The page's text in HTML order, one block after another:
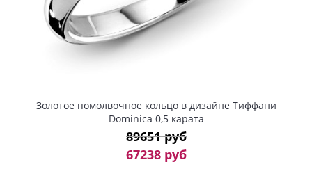
Золотое помолвочное кольцо в дизайне Тиффани
Dominica 0,5 карата
89651 руб
67238 руб